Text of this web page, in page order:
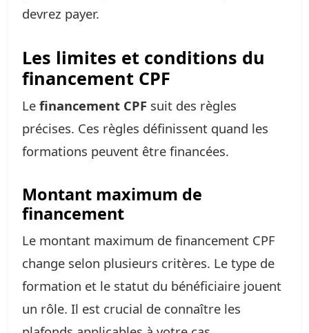
devrez payer.
Les limites et conditions du
financement CPF
Le financement CPF suit des règles
précises. Ces règles définissent quand les
formations peuvent être financées.
Montant maximum de
financement
Le montant maximum de financement CPF
change selon plusieurs critères. Le type de
formation et le statut du bénéficiaire jouent
un rôle. Il est crucial de connaître les